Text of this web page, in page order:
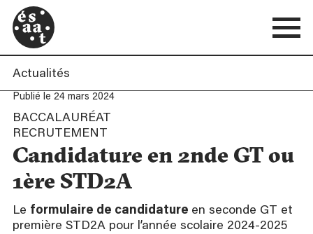
Actualités
Publié le 24 mars 2024
BACCALAURÉAT
RECRUTEMENT
Candidature en 2nde GT ou
1ère STD2A
Le formulaire de candidature en seconde GT et
première STD2A pour l’année scolaire 2024-2025